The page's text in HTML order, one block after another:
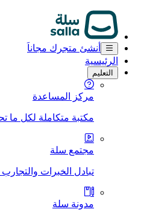
أنشئ متجرك مجاناَ
الرئيسية
التعليم
مركز المساعدة
مكتبة متكاملة لكل ما
مجتمع سلة
تبادل الخبرات
مدونة سلة